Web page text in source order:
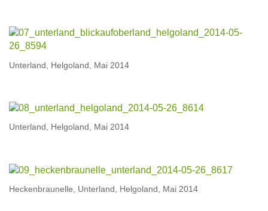
Unterland, Helgoland, Mai 2014
Unterland, Helgoland, Mai 2014
Heckenbraunelle, Unterland, Helgoland, Mai 2014